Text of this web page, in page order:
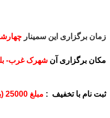
زمان برگزاری این سمینار
مکان برگزاری آن شهرک غرب-
ثبت نام با تخفیف : مبلغ 25000 (بیست و پنج هزار تومان) میباشد.